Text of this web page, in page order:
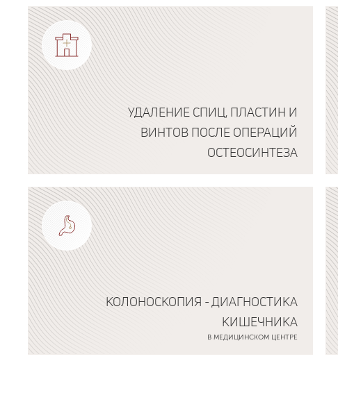
УДАЛЕНИЕ СПИЦ, ПЛАСТИН И
ВИНТОВ ПОСЛЕ ОПЕРАЦИЙ
ОСТЕОСИНТЕЗА
Подробнее о программе
КОЛОНОСКОПИЯ - ДИАГНОСТИКА
КИШЕЧНИКА
В МЕДИЦИНСКОМ ЦЕНТРЕ